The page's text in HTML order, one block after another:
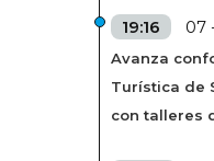
19:16 07
Avanza
Turística de
con talleres